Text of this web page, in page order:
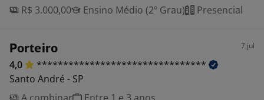
R$ 3.000,00
Ensino Médio (2º Grau) Presencial
Porteiro 7 jul
4,0
********************************
Santo André - SP